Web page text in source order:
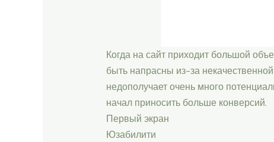
Когда на сайт приходит большой
быть напрасны из-за
недополучает очень много
начал приносить больше конверсий.
Первый экран
Юзабилити